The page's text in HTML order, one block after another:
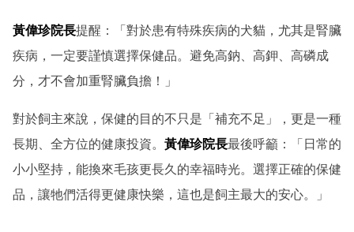
黃偉珍院長提醒：「對於患有特殊疾病的犬貓，尤其是腎臟
疾病，一定要謹慎選擇保健品。避免高鈉、高鉀、高磷成
分，才不會加重腎臟負擔！」
對於飼主來說，保健的目的不只是「補充不足」，更是一種
長期、全方位的健康投資。 黃偉珍院長最後呼籲：「日常的
小小堅持，能換來毛孩更長久的幸福時光。選擇正確的保健
品，讓牠們活得更健康快樂，這也是飼主最大的安心。」